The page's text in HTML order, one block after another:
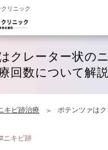
リニック
クレーター状の
回数について解説
キビ跡治療 ポテンツァは
#ニキビ跡